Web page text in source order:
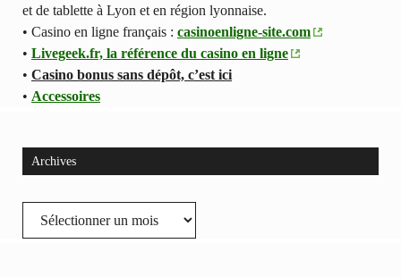
et de tablette à Lyon et en région lyonnaise.
• Casino en ligne français : casinoenligne-site.com
• Livegeek.fr, la référence du casino en ligne
• Casino bonus sans dépôt, c’est ici
• Accessoires
Archives
Archives